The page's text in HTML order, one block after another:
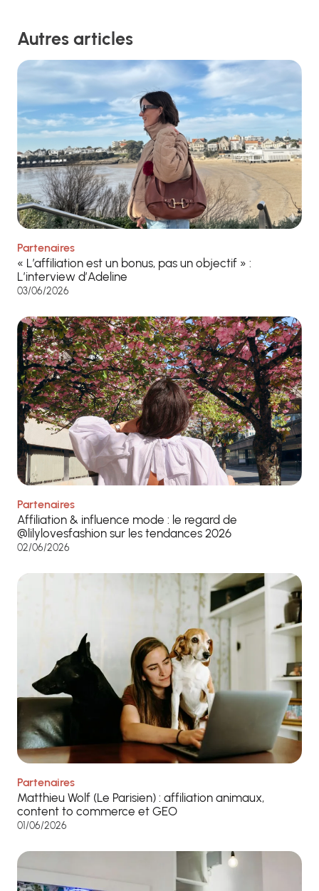
Autres articles
Partenaires
« L’affiliation est un bonus, pas un objectif » :
L’interview d’Adeline
03/06/2026
Partenaires
Affiliation & influence mode : le regard de
@lilylovesfashion sur les tendances 2026
02/06/2026
Partenaires
Matthieu Wolf (Le Parisien) : affiliation animaux,
content to commerce et GEO
01/06/2026